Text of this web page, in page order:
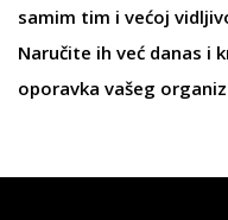
samim tim i većoj
Naručite ih već danas i
oporavka vašeg